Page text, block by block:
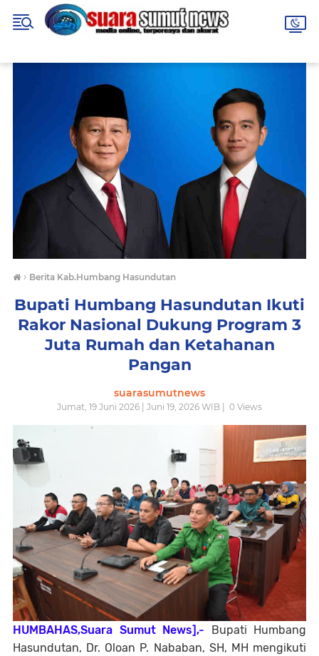
› Berita Kab.Humbang Hasundutan
Bupati Humbang Hasundutan Ikuti
Rakor Nasional Dukung Program 3
Juta Rumah dan Ketahanan
Pangan
suarasumutnews
Jumat, 19 Juni 2026 | Juni 19, 2026 WIB | 0 Views
HUMBAHAS,Suara Sumut News],- Bupati Humbang
Hasundutan, Dr. Oloan P. Nababan, SH, MH mengikuti